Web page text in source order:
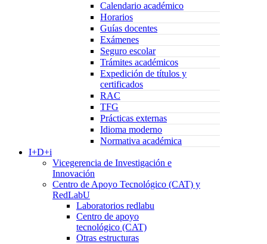
Calendario académico
Horarios
Guías docentes
Exámenes
Seguro escolar
Trámites académicos
Expedición de títulos y
certificados
RAC
TFG
Prácticas externas
Idioma moderno
Normativa académica
I+D+i
Vicegerencia de Investigación e
Innovación
Centro de Apoyo Tecnológico (CAT) y
RedLabU
Laboratorios redlabu
Centro de apoyo
tecnológico (CAT)
Otras estructuras